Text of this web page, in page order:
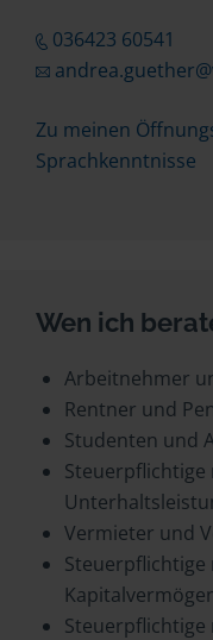
036423 60541
Zu meinen
Sprachkenntnisse
Wen ich
Arbeitnehmer
Rentner und
Studenten und
Steuerpflichtige
Vermieter und
Steuerpflichtige
Steuerpflichtige